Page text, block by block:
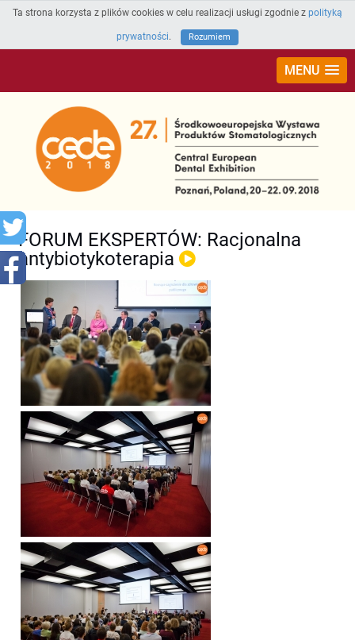
Ta strona korzysta z plików cookies w celu realizacji usługi zgodnie z polityką
prywatności. Rozumiem
MENU
FORUM EKSPERTÓW: Racjonalna
antybiotykoterapia